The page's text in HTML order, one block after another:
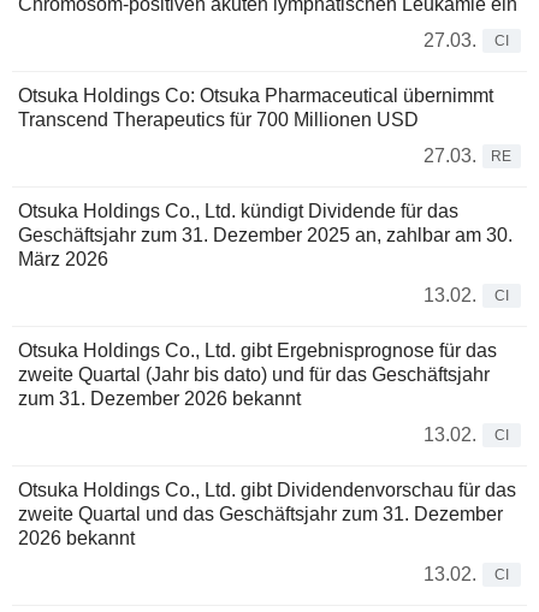
Chromosom-positiven akuten lymphatischen Leukämie ein
27.03.
CI
Otsuka Holdings Co: Otsuka Pharmaceutical übernimmt
Transcend Therapeutics für 700 Millionen USD
27.03.
RE
Otsuka Holdings Co., Ltd. kündigt Dividende für das
Geschäftsjahr zum 31. Dezember 2025 an, zahlbar am 30.
März 2026
13.02.
CI
Otsuka Holdings Co., Ltd. gibt Ergebnisprognose für das
zweite Quartal (Jahr bis dato) und für das Geschäftsjahr
zum 31. Dezember 2026 bekannt
13.02.
CI
Otsuka Holdings Co., Ltd. gibt Dividendenvorschau für das
zweite Quartal und das Geschäftsjahr zum 31. Dezember
2026 bekannt
13.02.
CI